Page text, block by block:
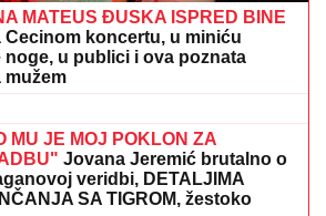
JOVANA JEREMIĆ
JUTARNJI PROGRAM
misle da su ove brutalne reči
Draganu: "Svima sam donela
dobro"
MINI BELA HALJINA I
NOGEĆerka Goce Tržan
sliku iz provoda, mreže se